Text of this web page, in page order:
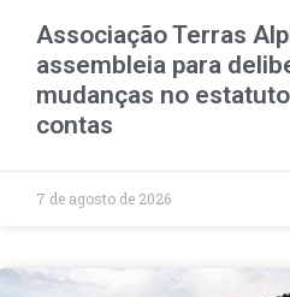
Associação Terras
assembleia para
mudanças no
contas
7 de agosto de 2026